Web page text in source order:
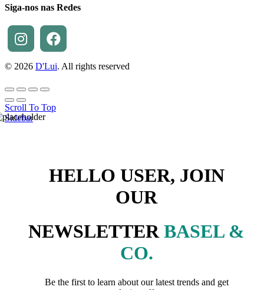
Siga-nos nas Redes
© 2026 D'Lui. All rights reserved
Scroll To Top
Sidebar
HELLO USER, JOIN
OUR
NEWSLETTERBASEL &
CO.
Be the first to learn about our latest trends and get